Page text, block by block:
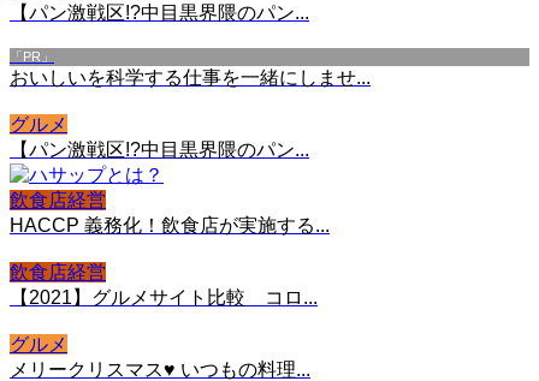
【パン激戦区!?中目黒界隈のパン...
「PR」
おいしいを科学する仕事を一緒にしませ...
グルメ
【パン激戦区!?中目黒界隈のパン...
飲食店経営
HACCP 義務化！飲食店が実施する...
飲食店経営
【2021】グルメサイト比較 コロ...
グルメ
メリークリスマス♥ いつもの料理...